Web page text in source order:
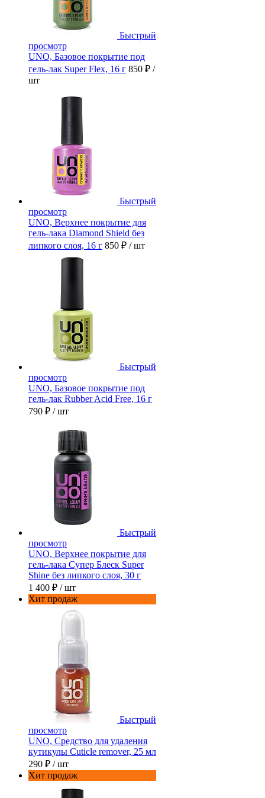
Быстрый
просмотр
UNO, Базовое покрытие под
гель-лак Super Flex, 16 г 850 ₽ /
шт
Быстрый
просмотр
UNO, Верхнее покрытие для
гель-лака Diamond Shield без
липкого слоя, 16 г 850 ₽ / шт
Быстрый
просмотр
UNO, Базовое покрытие под
гель-лак Rubber Acid Free, 16 г
790 ₽ / шт
Быстрый
просмотр
UNO, Верхнее покрытие для
гель-лака Супер Блеск Super
Shine без липкого слоя, 30 г
1 400 ₽ / шт
Хит продаж
Быстрый
просмотр
UNO, Средство для удаления
кутикулы Cuticle remover, 25 мл
290 ₽ / шт
Хит продаж